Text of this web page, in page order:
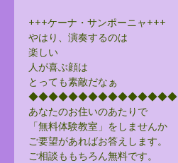
+++ケーナ・サンポーニャ+++
やはり、演奏するのは
楽しい
人が喜ぶ顔は
とっても素敵だなぁ
◆◆◆◆◆◆◆◆◆◆◆◆◆◆◆
あなたのお住いのあたりで
「無料体験教室」をしませんか
ご要望があればお答えします。
ご相談ももちろん無料です。